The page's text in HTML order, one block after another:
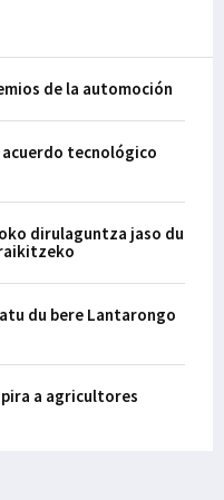
de la automoción
acuerdo tecnológico
dirulaguntza jaso du
du bere Lantarongo
a agricultores